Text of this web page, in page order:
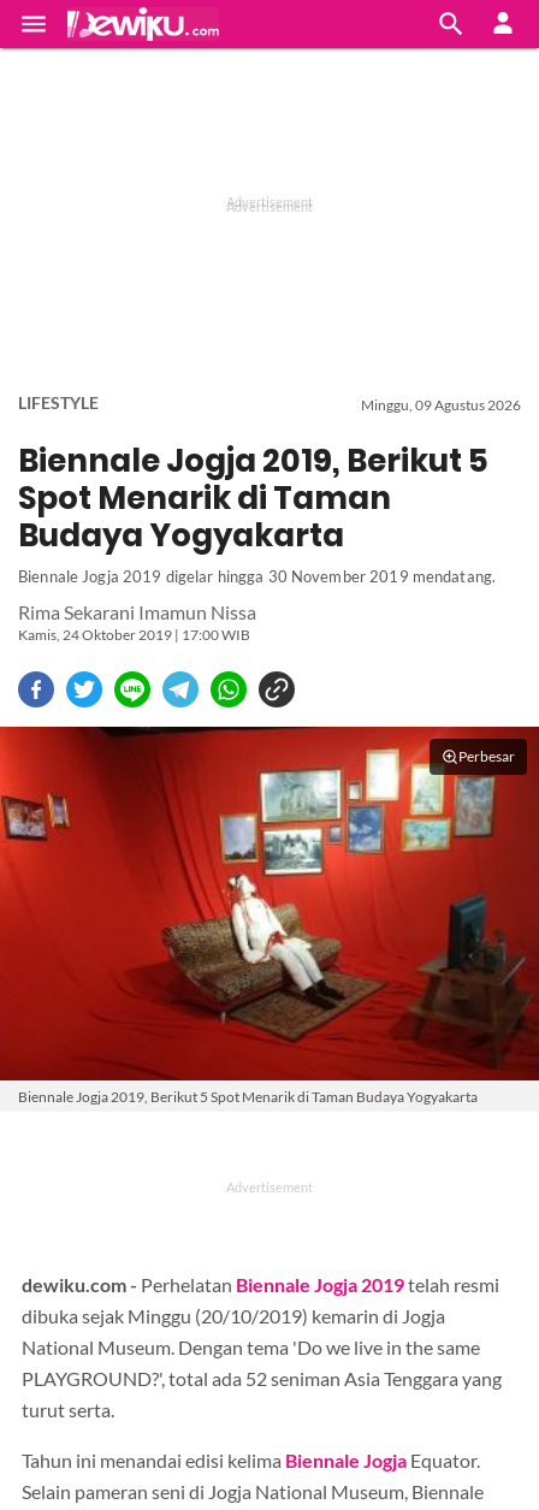
 
LIFESTYLE Minggu, 09 Agustus 2026
Biennale Jogja 2019, Berikut 5
Spot Menarik di Taman
Budaya Yogyakarta
Biennale Jogja 2019 digelar hingga 30 November 2019 mendatang.
Rima Sekarani Imamun Nissa
Kamis, 24 Oktober 2019 | 17:00 WIB
Perbesar
Biennale Jogja 2019, Berikut 5 Spot Menarik di Taman Budaya Yogyakarta
dewiku.com - Perhelatan Biennale Jogja 2019telah resmi
dibuka sejak Minggu (20/10/2019) kemarin di Jogja
National Museum. Dengan tema 'Do we live in the same
PLAYGROUND?', total ada 52 seniman Asia Tenggara yang
turut serta.
Tahun ini menandai edisi kelima Biennale Jogja Equator.
Selain pameran seni di Jogja National Museum, Biennale